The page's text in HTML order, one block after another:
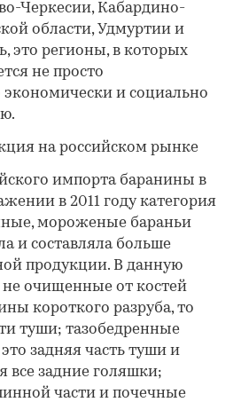
Черкесии, Кабардино-
области, Удмуртии и
это регионы, в которых
не просто
и социально
на российском рынке
импорта баранины в
в 2011 году категория
мороженые бараньи
и составляла больше
продукции. В данную
не очищенные от костей
короткого разруба, то
туши; тазобедренные
задняя часть туши и
все задние голяшки;
части и почечные